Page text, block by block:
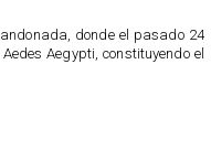
donde el pasado 24
Aegypti, constituyendo el